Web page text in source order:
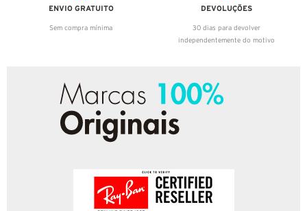
ENVIO GRATUITO
Sem compra mínima
DEVOLUÇÕES
30 dias para devolver
independentemente do motivo